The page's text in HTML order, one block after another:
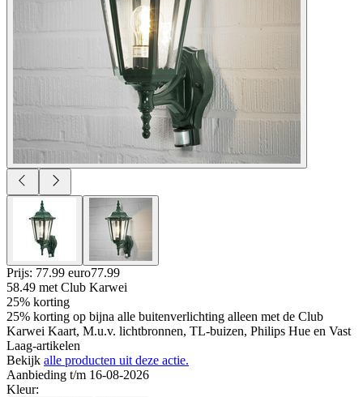
Prijs: 77.99 euro77.99
58.49 met Club Karwei
25% korting
25% korting op bijna alle buitenverlichting alleen met de Club
Karwei Kaart, M.u.v. lichtbronnen, TL-buizen, Philips Hue en Vast
Laag-artikelen
Bekijk alle producten uit deze actie.
Aanbieding t/m 16-08-2026
Kleur: